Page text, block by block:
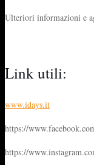
Ulteriori informazioni e
Link utili:
www.idays.it
https://
https://